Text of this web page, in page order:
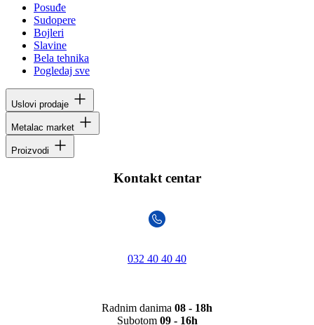
Posuđe
Sudopere
Bojleri
Slavine
Bela tehnika
Pogledaj sve
Uslovi prodaje
Metalac market
Proizvodi
Kontakt centar
032 40 40 40
Radnim danima 08 - 18h
Subotom 09 - 16h